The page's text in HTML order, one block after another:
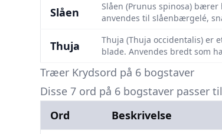
Slåen
Slåen (Prunus spinosa)
anvendes til slåenbærgelé,
Thuja
Thuja (Thuja occidentalis) er
blade. Anvendes bredt som
Træer Krydsord på 6 bogstaver
Disse 7 ord på 6 bogstaver passer
Ord
Beskrivelse